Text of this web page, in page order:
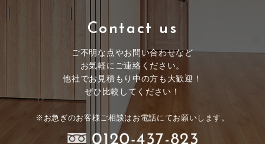
Contact us
ご不明な点やお問い合わせなど
お気軽にご連絡ください。
他社でお見積もり中の方も大歓迎！
ぜひ比較してください！
※お急ぎのお客様ご相談はお電話にてお願いします。